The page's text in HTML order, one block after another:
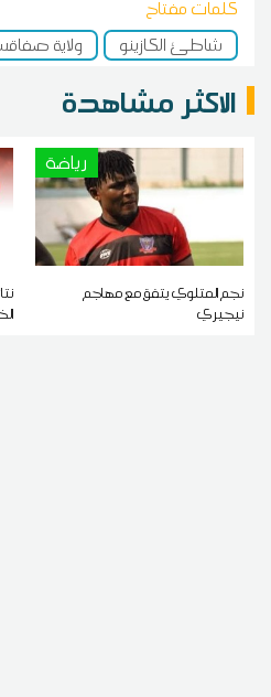
كلمات مفتاح
شاطئ الكازينو
ولاية
الاكثر مشاهدة
رياضة
نجم المتلوي يتفق مع مهاجم
نيجيري